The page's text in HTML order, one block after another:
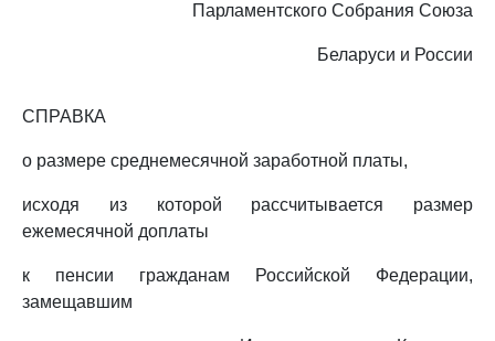
Парламентского Собрания Союза
Беларуси и России
СПРАВКА
о размере среднемесячной заработной платы,
исходя из которой рассчитывается размер
ежемесячной доплаты
к пенсии гражданам Российской Федерации,
замещавшим